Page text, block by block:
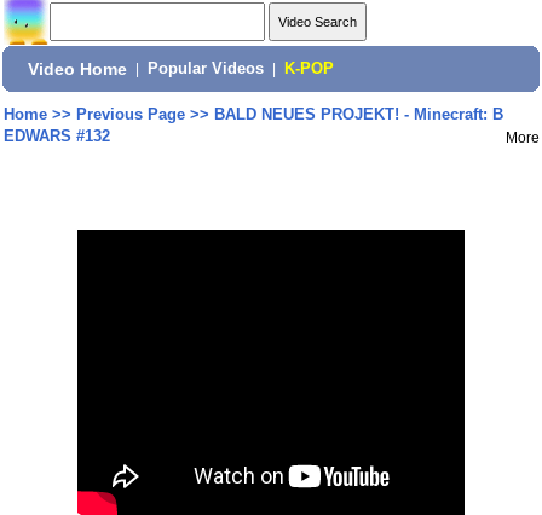
Video Home Popular Videos K-POP
Home>> Previous Page>> BALD NEUES PROJEKT! - Minecraft: B
EDWARS #132
More